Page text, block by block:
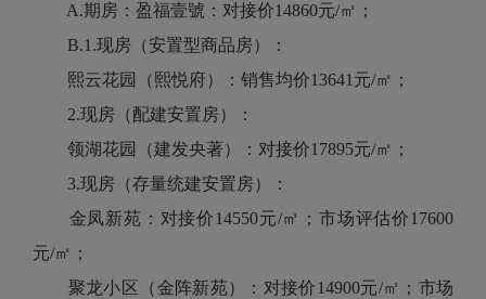
A.期房：盈福壹號：对接价14860元/㎡；
B.1.现房（安置型商品房）：
熙云花园（熙悦府）：销售均价13641元/㎡；
2.现房（配建安置房）：
领湖花园（建发央著）：对接价17895元/㎡；
3.现房（存量统建安置房）：
金凤新苑：对接价14550元/㎡；市场评估价17600
元/㎡；
聚龙小区（金阵新苑）：对接价14900元/㎡；市场